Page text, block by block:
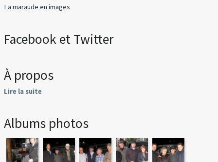
La maraude en images
Facebook et Twitter
À propos
Lire la suite
Albums photos